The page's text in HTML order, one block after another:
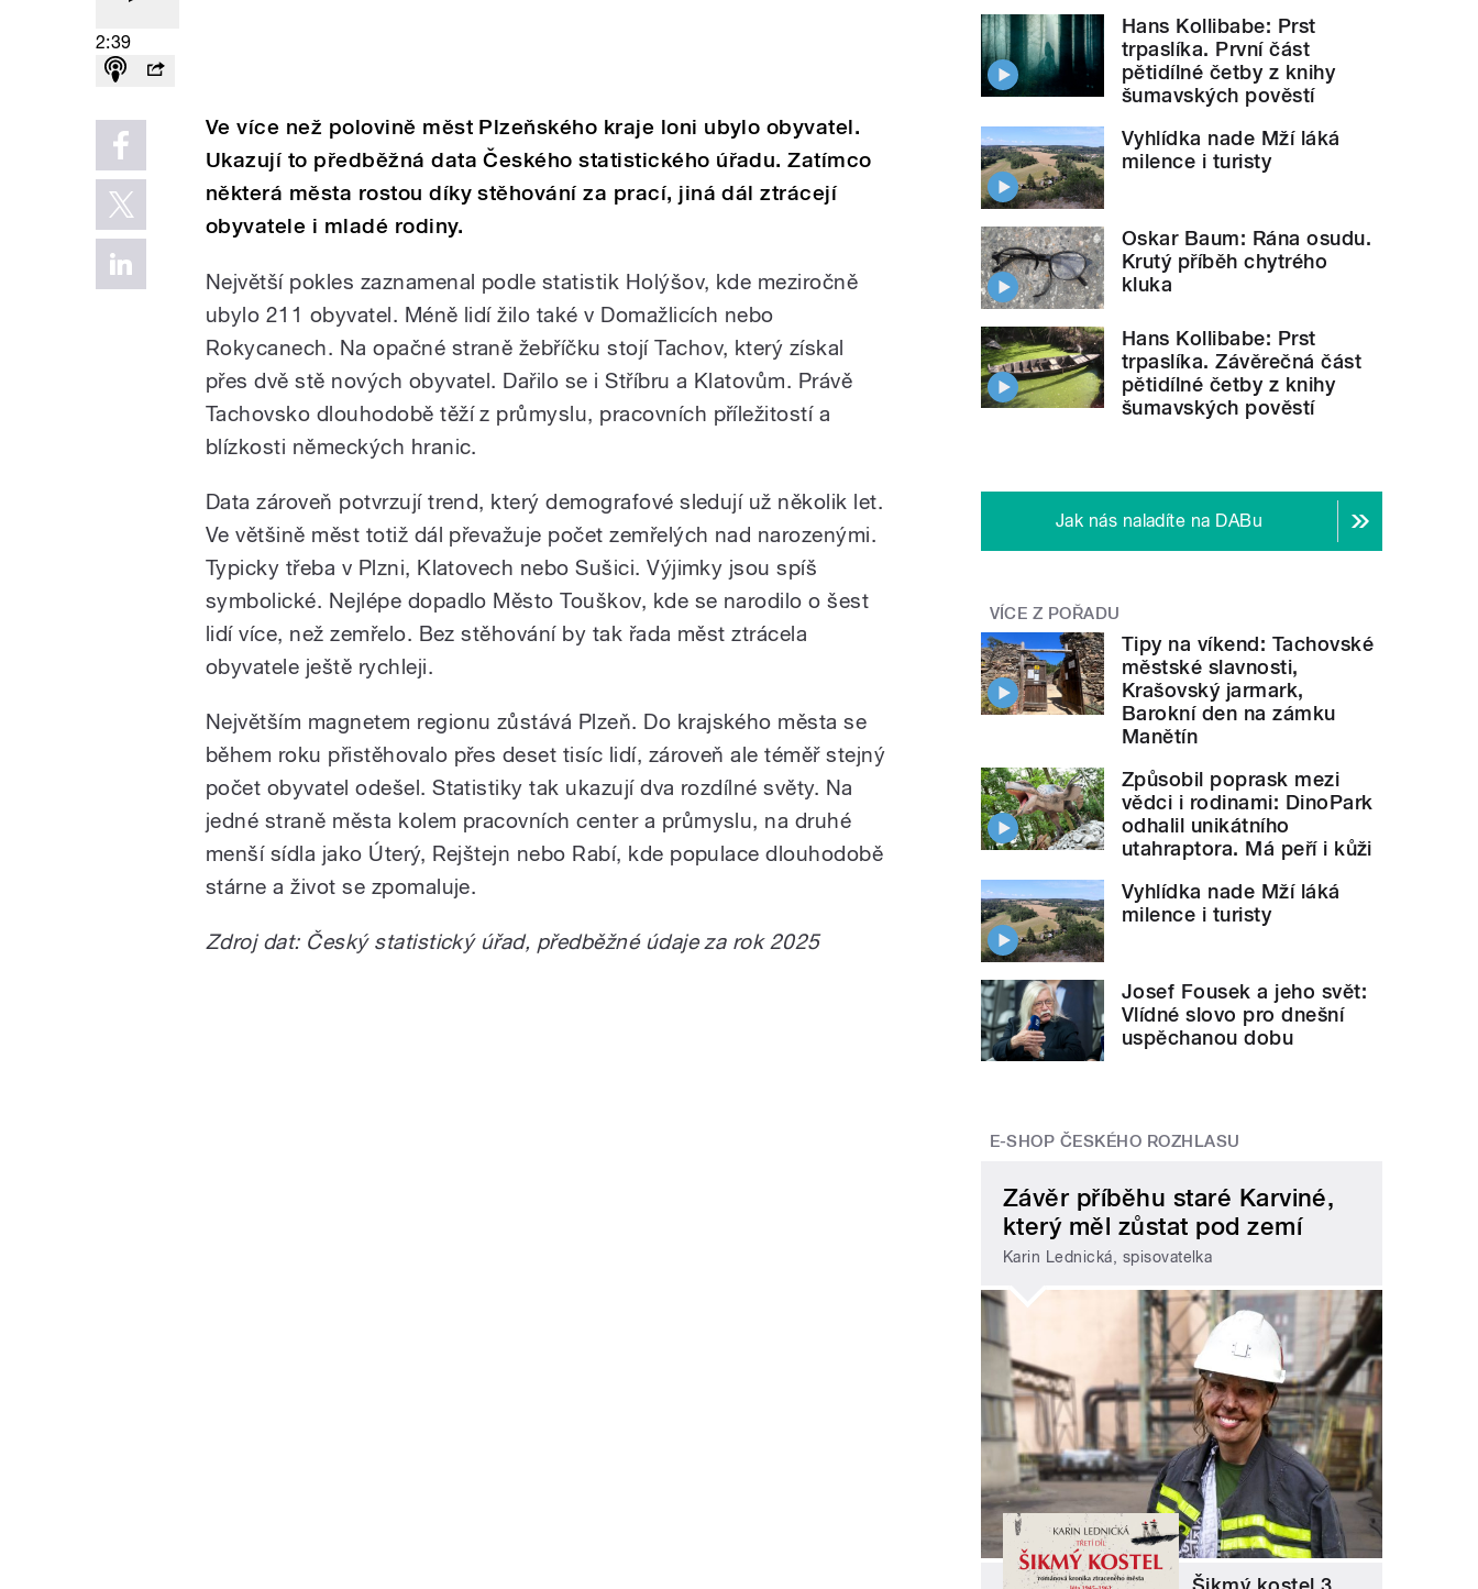
2:39
Ve více než polovině měst Plzeňského kraje loni ubylo obyvatel.
Ukazují to předběžná data Českého statistického úřadu. Zatímco
některá města rostou díky stěhování za prací, jiná dál ztrácejí
obyvatele i mladé rodiny.
Největší pokles zaznamenal podle statistik Holýšov, kde meziročně
ubylo 211 obyvatel. Méně lidí žilo také v Domažlicích nebo
Rokycanech. Na opačné straně žebříčku stojí Tachov, který získal
přes dvě stě nových obyvatel. Dařilo se i Stříbru a Klatovům. Právě
Tachovsko dlouhodobě těží z průmyslu, pracovních příležitostí a
blízkosti německých hranic.
Data zároveň potvrzují trend, který demografové sledují už několik let.
Ve většině měst totiž dál převažuje počet zemřelých nad narozenými.
Typicky třeba v Plzni, Klatovech nebo Sušici. Výjimky jsou spíš
symbolické. Nejlépe dopadlo Město Touškov, kde se narodilo o šest
lidí více, než zemřelo. Bez stěhování by tak řada měst ztrácela
obyvatele ještě rychleji.
Největším magnetem regionu zůstává Plzeň. Do krajského města se
během roku přistěhovalo přes deset tisíc lidí, zároveň ale téměř stejný
počet obyvatel odešel. Statistiky tak ukazují dva rozdílné světy. Na
jedné straně města kolem pracovních center a průmyslu, na druhé
menší sídla jako Úterý, Rejštejn nebo Rabí, kde populace dlouhodobě
stárne a život se zpomaluje.
Zdroj dat: Český statistický úřad, předběžné údaje za rok 2025
Hans Kollibabe: Prst
trpaslíka. První část
pětidílné četby z knihy
šumavských pověstí
Vyhlídka nade Mží láká
milence i turisty
Oskar Baum: Rána osudu.
Krutý příběh chytrého
kluka
Hans Kollibabe: Prst
trpaslíka. Závěrečná část
pětidílné četby z knihy
šumavských pověstí
Jak nás naladíte na DABu
VÍCE Z POŘADU
Tipy na víkend: Tachovské
městské slavnosti,
Krašovský jarmark,
Barokní den na zámku
Manětín
Způsobil poprask mezi
vědci i rodinami: DinoPark
odhalil unikátního
utahraptora. Má peří i kůži
Vyhlídka nade Mží láká
milence i turisty
Josef Fousek a jeho svět:
Vlídné slovo pro dnešní
uspěchanou dobu
E-SHOP ČESKÉHO ROZHLASU
Závěr příběhu staré Karviné,
který měl zůstat pod zemí
Karin Lednická, spisovatelka